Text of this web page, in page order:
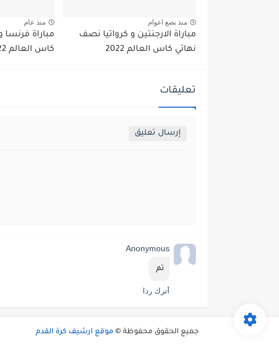
منذ بضع اعوام
مباراة الارجنتين و كرواتيا نصف
نهائي كاس العالم 2022
منذ عام
مباراة فرنسا
كاس العالم 2022
تعليقات
إرسال تعليق
Anonymous
تم
أترك ردا
جميع الحقوق محفوظة © موقع ارشيف كرة القدم